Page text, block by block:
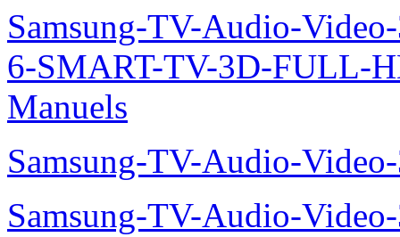
Samsung-TV-Audio-
6-SMART-TV-3D-FULL-
Manuels
Samsung-TV-Audio-
Samsung-TV-Audio-